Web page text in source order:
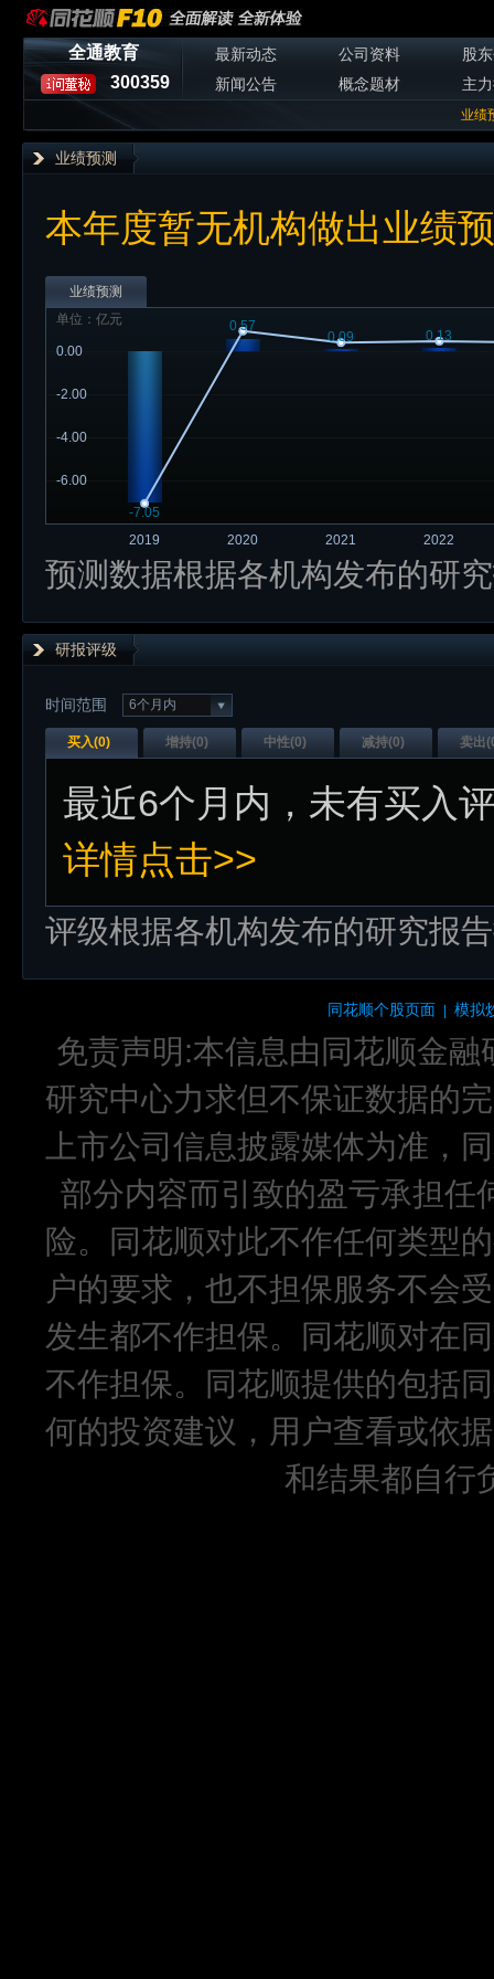
全通教育
300359
最新动态 公司资料
股
新闻公告
概念题材 主
业绩
业绩预测
本年度暂无机构做出业绩
业绩预测
2019 2020 2021 2022
-6.00
-4.00
-2.00
0.00
单位：亿元
-7.05
0.57
0.09 0.13
预测数据根据各机构发布的研
研报评级
6个月内
时间范围
买入(0) 增持(0) 中性(0) 减持(0) 卖出(
最近6个月内 ，未有买入
详情点击>>
评级根据各机构发布的研究报
同花顺个股页面 模拟
免责声明:本信息由同花顺金
研究中心力求但不保证数据的
上市公司信息披露媒体为准，
部分内容而引致的盈亏承担任
险。同花顺对此不作任何类型
户的要求，也不担保服务不会
发生都不作担保。同花顺对在
不作担保。同花顺提供的包括
何的投资建议，用户查看或依
和结果都自行